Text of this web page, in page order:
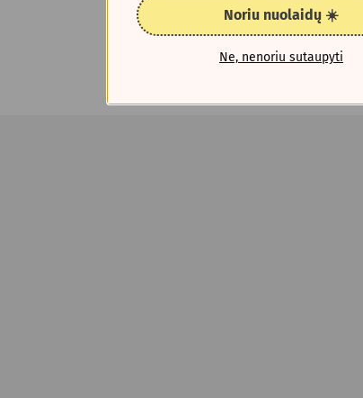
Noriu nuolaidų ☀️
Ne, nenoriu sutaupyti